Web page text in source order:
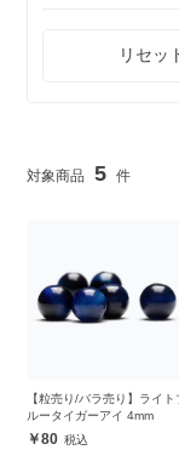
リセッ
5
【粒売り/バラ売り】ライト
ルータイガーアイ 4mm
80